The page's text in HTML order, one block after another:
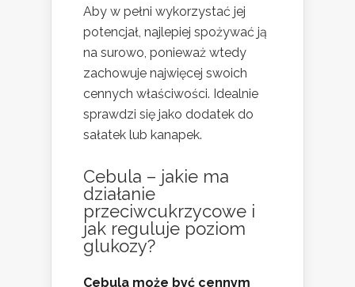
Aby w pełni wykorzystać jej
potencjał, najlepiej spożywać ją
na surowo, ponieważ wtedy
zachowuje najwięcej swoich
cennych właściwości. Idealnie
sprawdzi się jako dodatek do
sałatek lub kanapek.
Cebula – jakie ma
działanie
przeciwcukrzycowe i
jak reguluje poziom
glukozy?
Cebula może być cennym